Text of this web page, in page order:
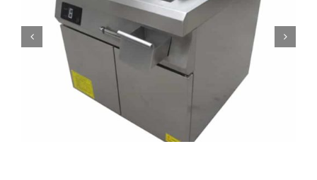
komerční gril QRPLT-A5F5B 36 palců